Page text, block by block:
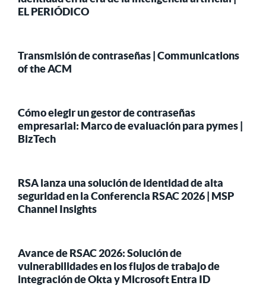
EL PERIÓDICO
Transmisión de contraseñas | Communications
of the ACM
Cómo elegir un gestor de contraseñas
empresarial: Marco de evaluación para pymes |
BizTech
RSA lanza una solución de identidad de alta
seguridad en la Conferencia RSAC 2026 | MSP
Channel Insights
Avance de RSAC 2026: Solución de
vulnerabilidades en los flujos de trabajo de
integración de Okta y Microsoft Entra ID